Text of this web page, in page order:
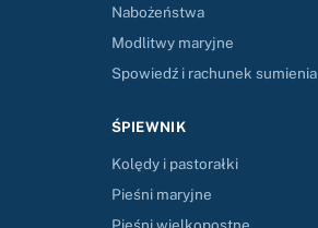
Nabożeństwa
Modlitwy maryjne
Spowiedź i rachunek sumienia
ŚPIEWNIK
Kolędy i pastorałki
Pieśni maryjne